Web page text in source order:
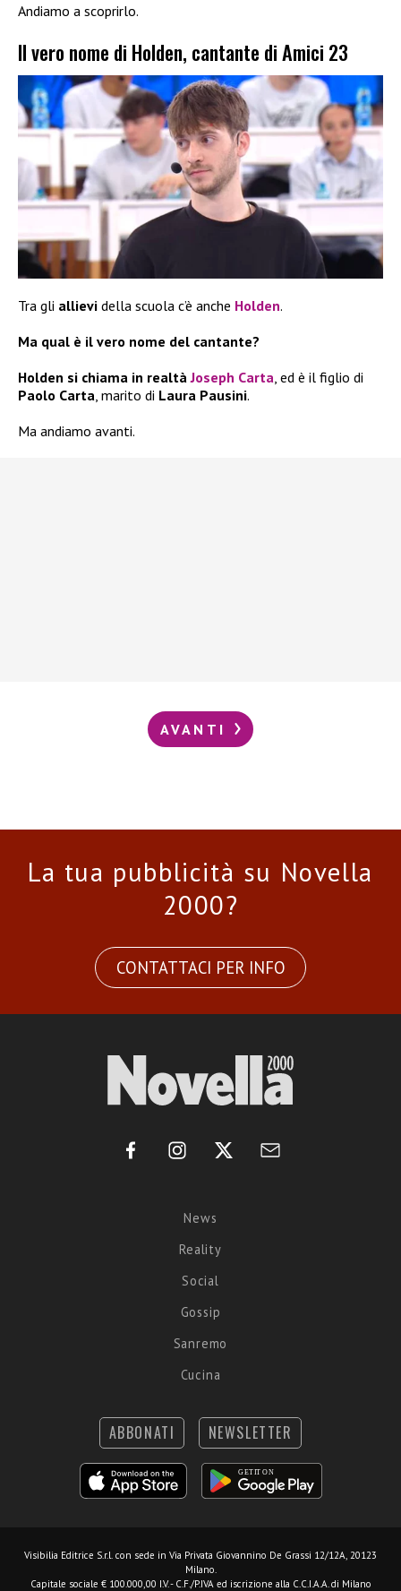
Andiamo a scoprirlo.
Il vero nome di Holden, cantante di Amici 23
Tra gli allievi della scuola c’è anche Holden.
Ma qual è il vero nome del cantante?
Holden si chiama in realtàJoseph Carta, ed è il figlio di
Paolo Carta, marito di Laura Pausini.
Ma andiamo avanti.
AVANTI
La tua pubblicità su Novella
2000?
CONTATTACI PER INFO
News
Reality
Social
Gossip
Sanremo
Cucina
ABBONATI NEWSLETTER
Visibilia Editrice S.r.l. con sede in Via Privata Giovannino De Grassi 12/12A, 20123
Milano.
Capitale sociale € 100.000,00 I.V. - C.F./P.IVA ed iscrizione alla C.C.I.A.A. di Milano